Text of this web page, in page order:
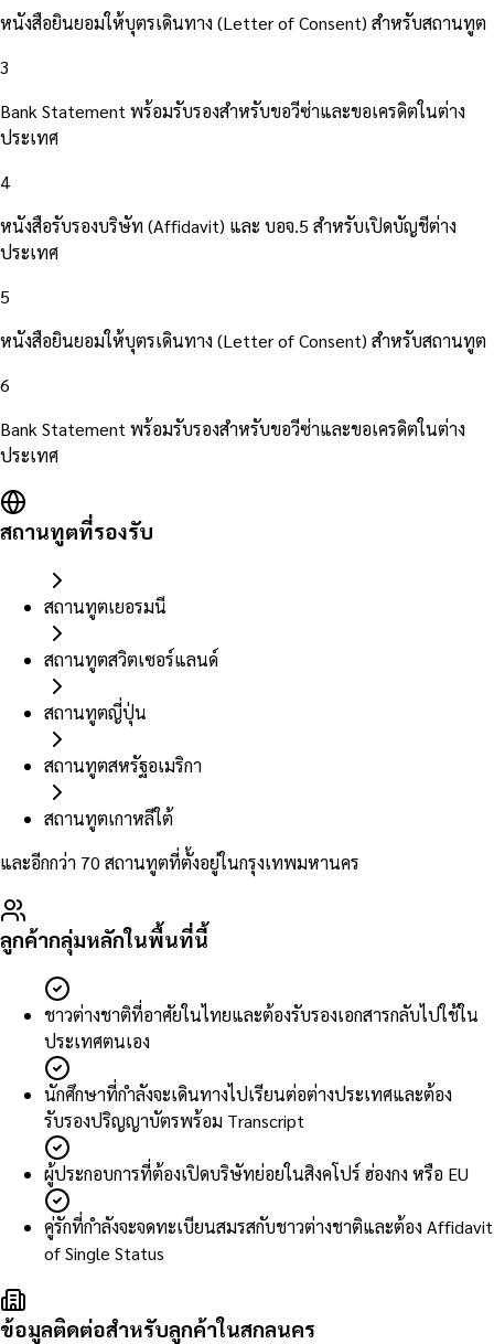
หนังสือยินยอมให้บุตรเดินทาง (Letter of Consent) สำหรับสถานทูต
3
Bank Statement พร้อมรับรองสำหรับขอวีซ่าและขอเครดิตในต่าง
ประเทศ
4
หนังสือรับรองบริษัท (Affidavit) และ บอจ.5 สำหรับเปิดบัญชีต่าง
ประเทศ
5
หนังสือยินยอมให้บุตรเดินทาง (Letter of Consent) สำหรับสถานทูต
6
Bank Statement พร้อมรับรองสำหรับขอวีซ่าและขอเครดิตในต่าง
ประเทศ
สถานทูตที่รองรับ
สถานทูตเยอรมนี
สถานทูตสวิตเซอร์แลนด์
สถานทูตญี่ปุ่น
สถานทูตสหรัฐอเมริกา
สถานทูตเกาหลีใต้
และอีกกว่า 70 สถานทูตที่ตั้งอยู่ในกรุงเทพมหานคร
ลูกค้ากลุ่มหลักในพื้นที่นี้
ชาวต่างชาติที่อาศัยในไทยและต้องรับรองเอกสารกลับไปใช้ใน
ประเทศตนเอง
นักศึกษาที่กำลังจะเดินทางไปเรียนต่อต่างประเทศและต้อง
รับรองปริญญาบัตรพร้อม Transcript
ผู้ประกอบการที่ต้องเปิดบริษัทย่อยในสิงคโปร์ ฮ่องกง หรือ EU
คู่รักที่กำลังจะจดทะเบียนสมรสกับชาวต่างชาติและต้อง Affidavit
of Single Status
ข้อมูลติดต่อสำหรับลูกค้าในสกลนคร